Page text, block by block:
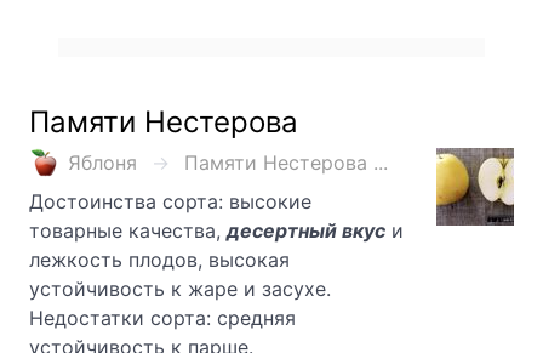
Памяти Нестерова
Яблоня
Памяти Нестерова ...
Достоинства сорта: высокие
товарные качества,десертный вкус и
лежкость плодов, высокая
устойчивость к жаре и засухе.
Недостатки сорта: средняя
устойчивость к парше.